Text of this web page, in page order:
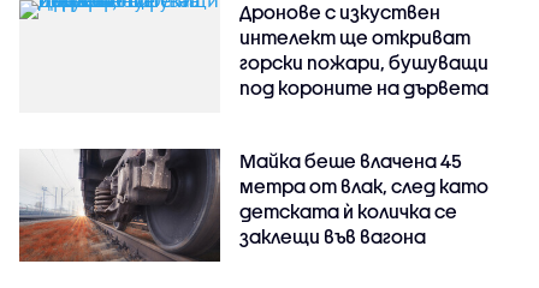
Дронове с изкуствен
интелект ще откриват
горски пожари, бушуващи
под короните на дървета
Майка беше влачена 45
метра от влак, след като
детската ѝ количка се
заклещи във вагона